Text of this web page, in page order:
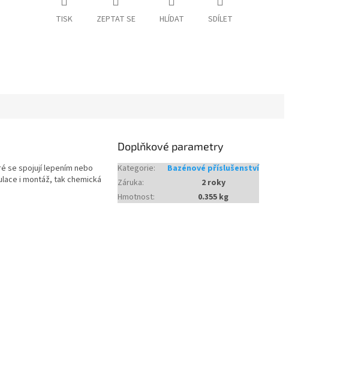
TISK ZEPTAT SE HLÍDAT SDÍLET
se spojují lepením nebo
i montáž, tak chemická
Doplňkové parametry
Kategorie:
Bazénové příslušenství
Záruka:
2 roky
Hmotnost: 0.355 kg